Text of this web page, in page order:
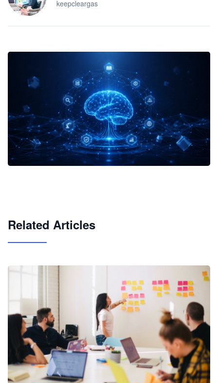
keepcleargas
Related Articles